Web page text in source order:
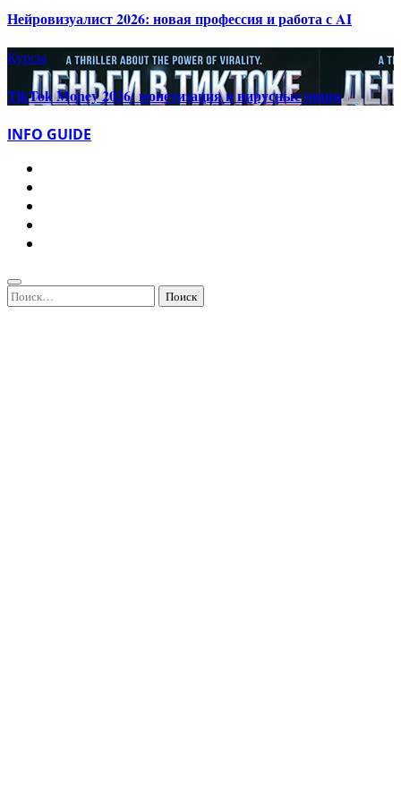
Нейровизуалист 2026: новая профессия и работа с AI
Курсы
TikTok Money 2026: монетизация и вирусные ниши
INFO GUIDE
Найти: